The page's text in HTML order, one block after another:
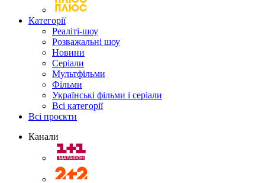
Категорії
Реаліті-шоу
Розважальні шоу
Новини
Серіали
Мультфільми
Фільми
Українські фільми і серіали
Всі категорії
Всі проєкти
Канали